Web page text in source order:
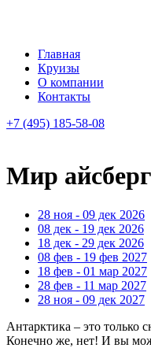
Главная
Круизы
О компании
Контакты
+7 (495) 185-58-08
Мир
28 ноя - 09 дек 2026
08 дек - 19 дек 2026
18 дек - 29 дек 2026
08 фев - 19 фев 2027
18 фев - 01 мар 2027
28 фев - 11 мар 2027
28 ноя - 09 дек 2027
Антарктика – это только
Конечно же, нет! И вы